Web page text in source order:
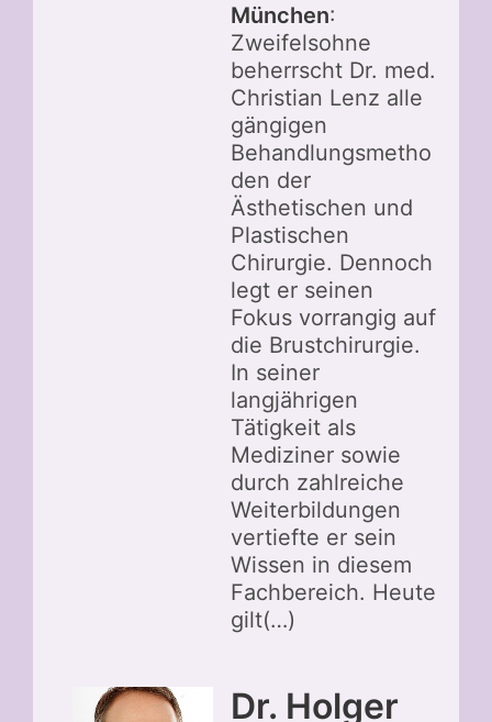
München:
Zweifelsohne
beherrscht Dr. med.
Christian Lenz alle
gängigen
Behandlungsmetho
den der
Ästhetischen und
Plastischen
Chirurgie. Dennoch
legt er seinen
Fokus vorrangig auf
die Brustchirurgie.
In seiner
langjährigen
Tätigkeit als
Mediziner sowie
durch zahlreiche
Weiterbildungen
vertiefte er sein
Wissen in diesem
Fachbereich. Heute
gilt(…)
Dr. Holger